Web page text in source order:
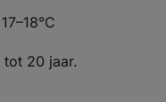
17–18°C
tot 20 jaar.